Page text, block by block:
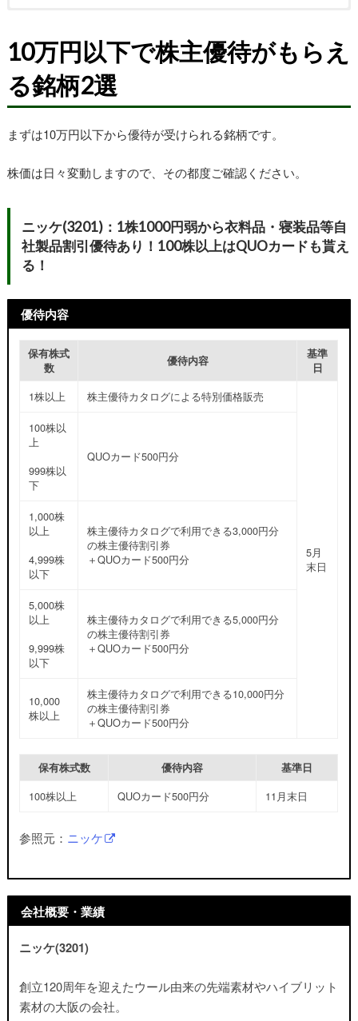
10万円以下で株主優待がもらえ
る銘柄2選
まずは10万円以下から優待が受けられる銘柄です。
株価は日々変動しますので、その都度ご確認ください。
ニッケ(3201)：1株1000円弱から衣料品・寝装品等自
社製品割引優待あり！100株以上はQUOカードも貰え
る！
優待内容
保有株式
数
優待内容
基準
日
1株以上 株主優待カタログによる特別価格販売
5月
末日
100株以
上
999株以
下
QUOカード500円分
1,000株
以上
4,999株
以下
株主優待カタログで利用できる3,000円分
の株主優待割引券
＋QUOカード500円分
5,000株
以上
9,999株
以下
株主優待カタログで利用できる5,000円分
の株主優待割引券
＋QUOカード500円分
10,000
株以上
株主優待カタログで利用できる10,000円分
の株主優待割引券
＋QUOカード500円分
保有株式数 優待内容 基準日
100株以上 QUOカード500円分 11月末日
参照元： ニッケ
会社概要・業績
ニッケ(3201)
創立120周年を迎えたウール由来の先端素材やハイブリット
素材の大阪の会社。